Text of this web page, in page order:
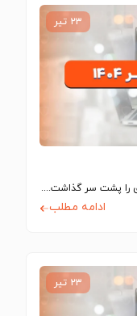
۲۳ تیر
بازار فولاد ایران در تیر 1404 روزهای کم‌سابقه‌ای را پشت سر گذاشت. تحلیل قیمت…
ادامه مطلب
۲۳ تیر